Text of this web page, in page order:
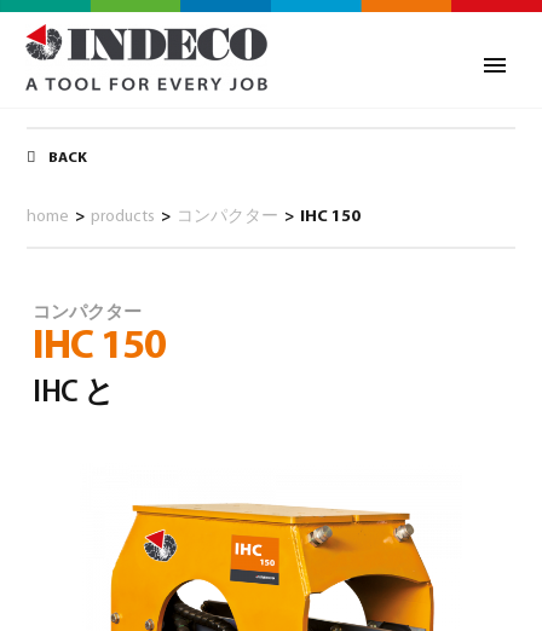
BACK
home > products > コンパクター > IHC 150
コンパクター
IHC 150
IHC と